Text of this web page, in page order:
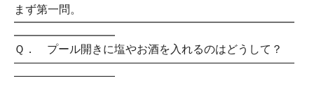
まず第一問。
━━━━━━━━━━━━━━━━━━━━━━━━━
━━━━━━━━━
Ｑ． プール開きに塩やお酒を入れるのはどうして？
―――――――――――――――――――――――――
―――――――――